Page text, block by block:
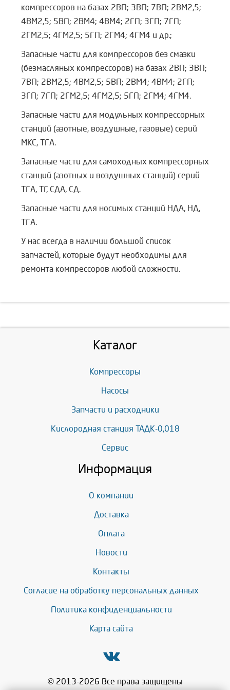
компрессоров на базах 2ВП; 3ВП; 7ВП; 2ВМ2,5;
4ВМ2,5; 5ВП; 2ВМ4; 4ВМ4; 2ГП; 3ГП; 7ГП;
2ГМ2,5; 4ГМ2,5; 5ГП; 2ГМ4; 4ГМ4 и др.;
Запасные части для компрессоров без смазки
(безмасляных компрессоров) на базах 2ВП; 3ВП;
7ВП; 2ВМ2,5; 4ВМ2,5; 5ВП; 2ВМ4; 4ВМ4; 2ГП;
3ГП; 7ГП; 2ГМ2,5; 4ГМ2,5; 5ГП; 2ГМ4; 4ГМ4.
Запасные части для модульных компрессорных
станций (азотные, воздушные, газовые) серий
МКС, ТГА.
Запасные части для самоходных компрессорных
станций (азотных и воздушных станций) серий
ТГА, ТГ, СДА, СД.
Запасные части для носимых станций НДА, НД,
ТГА.
У нас всегда в наличии большой список
запчастей, которые будут необходимы для
ремонта компрессоров любой сложности.
Каталог
Компрессоры
Насосы
Запчасти и расходники
Кислородная станция ТАДК-0,018
Сервис
Информация
О компании
Доставка
Оплата
Новости
Контакты
Согласие на обработку персональных данных
Политика конфиденциальности
Карта сайта
© 2013-2026 Все права защищены